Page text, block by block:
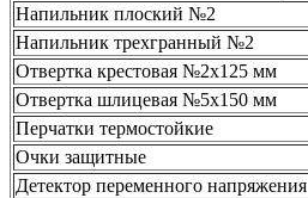
Напильник плоский №2
Напильник трехгранный №2
Отвертка крестовая №2х125 мм
Отвертка шлицевая №5х150 мм
Перчатки термостойкие
Очки защитные
Детектор переменного напряжения